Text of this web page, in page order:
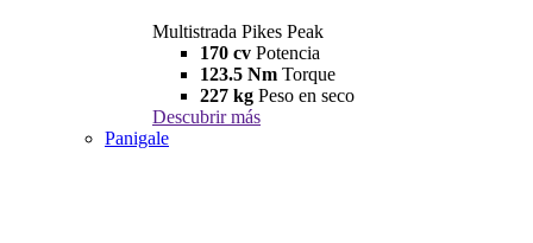
Multistrada Pikes Peak
170 cv Potencia
123.5 Nm Torque
227 kg Peso en seco
Descubrir más
Panigale